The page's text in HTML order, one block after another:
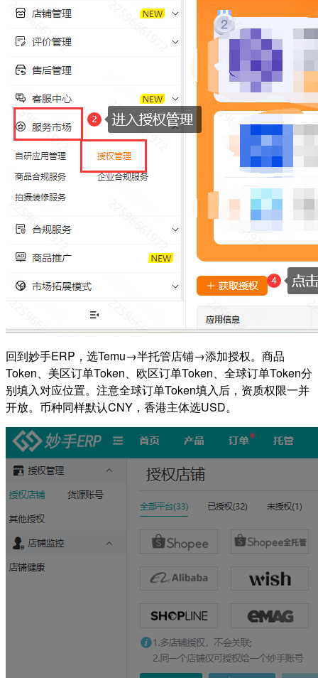
回到妙手ERP，选Temu→半托管店铺→添加授权。商品
Token、美区订单Token、欧区订单Token、全球订单Token分
别填入对应位置。注意全球订单Token填入后，资质权限一并
开放。币种同样默认CNY，香港主体选USD。